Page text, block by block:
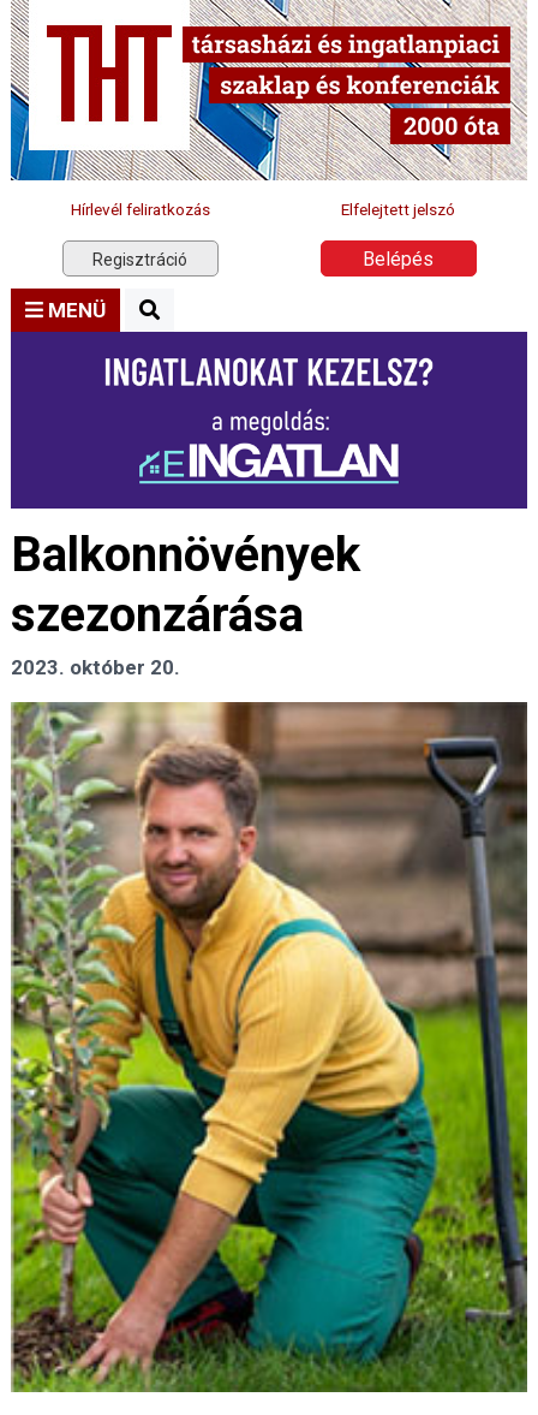
Hírlevél feliratkozás Elfelejtett jelszó
Regisztráció Belépés
MENÜ
Balkonnövények
szezonzárása
2023. október 20.